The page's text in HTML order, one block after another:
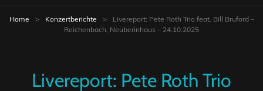
Home > Konzertberichte >
Livereport: Pete Roth Trio feat. Bill Bruford –
Reichenbach, Neuberinhaus – 24.10.2025
Livereport: Pete Roth Trio